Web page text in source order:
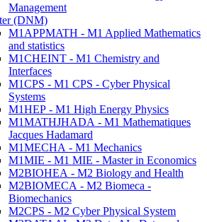
Management
(DNM)
M1APPMATH - M1 Applied Mathematics
and statistics
M1CHEINT - M1 Chemistry and
Interfaces
M1CPS - M1 CPS - Cyber Physical
Systems
M1HEP - M1 High Energy Physics
M1MATHJHADA - M1 Mathematiques
Jacques Hadamard
M1MECHA - M1 Mechanics
M1MIE - M1 MIE - Master in Economics
M2BIOHEA - M2 Biology and Health
M2BIOMECA - M2 Biomeca -
Biomechanics
M2CPS - M2 Cyber Physical System